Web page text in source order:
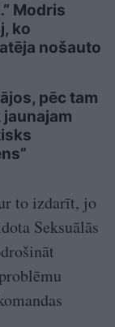
Modris
ko
nošauto
pēc tam
jaunajam
to izdarīt, jo
Seksuālās